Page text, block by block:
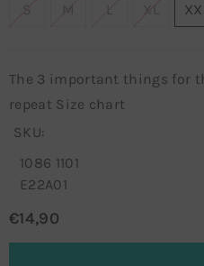
The 3 important things for
repeat Size chart
SKU:
1086 1101
E22A01
€14,90